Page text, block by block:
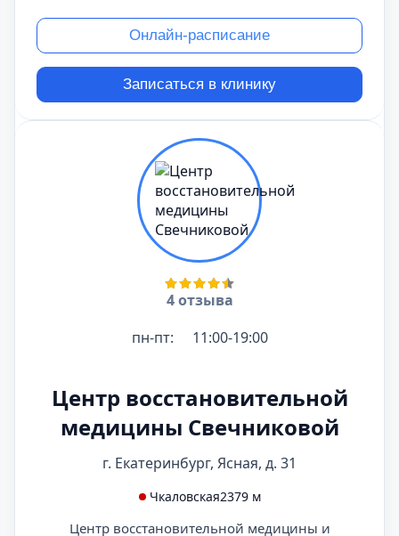
Онлайн-расписание
Записаться в клинику
4 отзыва
пн-пт:
11:00-19:00
Центр восстановительной
медицины Свечниковой
г. Екатеринбург, Ясная, д. 31
Чкаловская2379 м
Центр восстановительной медицины и